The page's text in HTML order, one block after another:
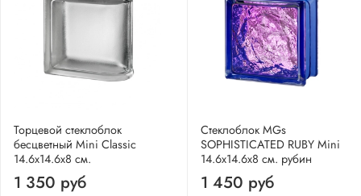
Торцевой стеклоблок
бесцветный Mini Classic
14.6x14.6x8 см.
1 350 руб
Стеклоблок MGs
SOPHISTICATED RUBY Mini
14.6x14.6x8 см. рубин
1 450 руб